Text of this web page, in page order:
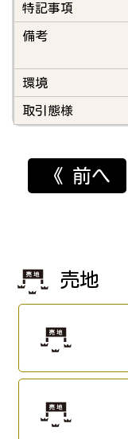
特記事項
備考
環境
取引態様
《 前へ
売地